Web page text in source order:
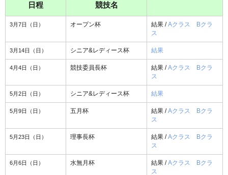
日程 競技名
3月7日（日） オープン杯 結果 /Aクラス
Bクラ
ス
3月14日（日） シニア&レディース杯 結果
4月4日（日） 競技委員長杯 結果 /Aクラス
Bクラ
ス
5月2日（日） シニア&レディース杯 結果
5月9日（日） 五月杯 結果 /Aクラス
Bクラ
ス
5月23日（日） 理事長杯 結果 /Aクラス
Bクラ
ス
6月6日（日） 水無月杯 結果 /Aクラス
Bクラ
ス